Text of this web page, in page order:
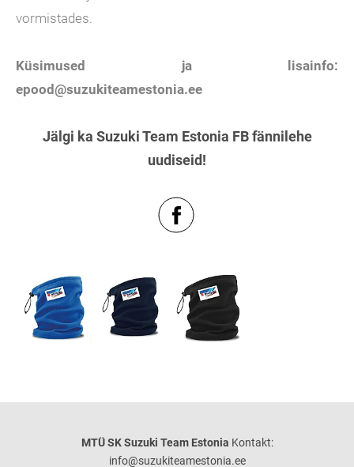
vormistades.
Küsimused ja lisainfo:
epood@suzukiteamestonia.ee
Jälgi ka Suzuki Team Estonia FB fännilehe
uudiseid!
MTÜ SK Suzuki Team Estonia Kontakt:
info@suzukiteamestonia.ee